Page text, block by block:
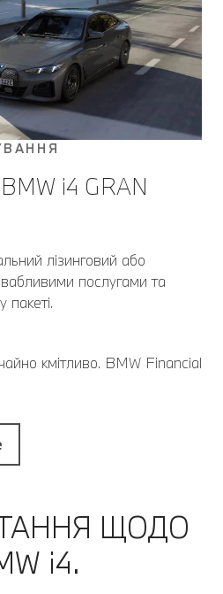
i4 GRAN
лізинговий або
послугами та
кмітливо. BMW Financial
ЩОДО
i4.